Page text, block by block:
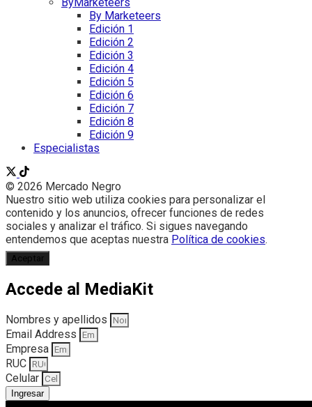
By Marketeers
Edición 1
Edición 2
Edición 3
Edición 4
Edición 5
Edición 6
Edición 7
Edición 8
Edición 9
Especialistas
© 2026 Mercado Negro
Nuestro sitio web utiliza cookies para personalizar el
contenido y los anuncios, ofrecer funciones de redes
sociales y analizar el tráfico. Si sigues navegando
entendemos que aceptas nuestra Política de cookies.
Aceptar
Accede al MediaKit
Nombres y apellidos
Email Address
Empresa
RUC
Celular
Ingresar